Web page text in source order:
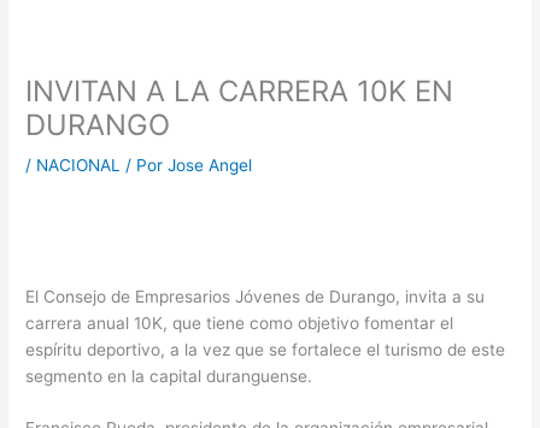
INVITAN A LA CARRERA 10K EN
DURANGO
/ NACIONAL / PorJose Angel
El Consejo de Empresarios Jóvenes de Durango, invita a su
carrera anual 10K, que tiene como objetivo fomentar el
espíritu deportivo, a la vez que se fortalece el turismo de este
segmento en la capital duranguense.